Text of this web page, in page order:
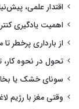
اقتدار علمی،
اهمیت یادگیری کنترل
از بارداری پرخطر تا
تحول در نحوه
سونای خشک یا
وقتی مغز با رژیم